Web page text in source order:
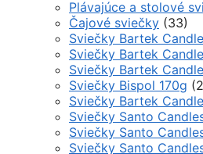
Plávajúce a stolové
Čajové sviečky (33)
Sviečky Bartek
Sviečky Bartek
Sviečky Bartek
Sviečky Bispol 170g
Sviečky Bartek
Sviečky Santo
Sviečky Santo
Sviečky Santo